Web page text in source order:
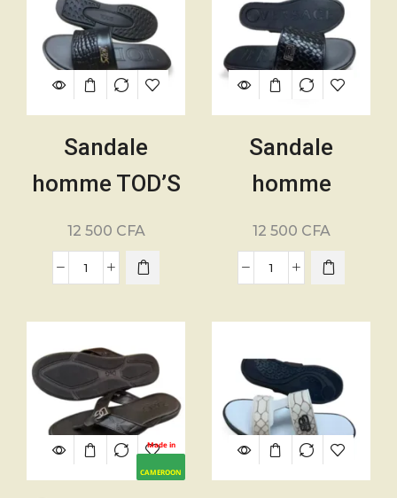
Sandale
homme TOD’S
– Pointure 40
à 45 – Cuir –
Noir
12 500 CFA
Sandale
homme
Versace –
Pointure 40 à
45 – Cuir –
Noir
12 500 CFA
Made in
CAMEROON